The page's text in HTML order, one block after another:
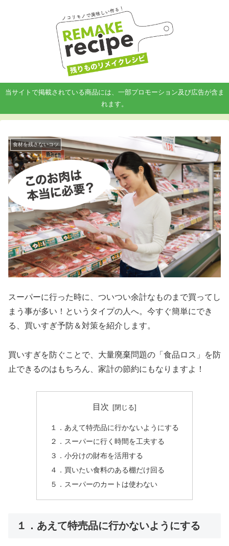
当サイトで掲載されている商品には、一部プロモーション及び広告が含ま
れます。
食材を残さないコツ
スーパーに行った時に、ついつい余計なものまで買ってし
まう事が多い！というタイプの人へ。今すぐ簡単にでき
る、買いすぎ予防＆対策を紹介します。
買いすぎを防ぐことで、大量廃棄問題の「食品ロス」を防
止できるのはもちろん、家計の節約にもなりますよ！
目次
１．あえて特売品に行かないようにする
２．スーパーに行く時間を工夫する
３．小分けの財布を活用する
４．買いたい食料のある棚だけ回る
５．スーパーのカートは使わない
１．あえて特売品に行かないようにする